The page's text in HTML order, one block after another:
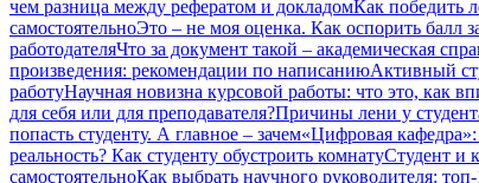
чем разница между рефератом и докладомКак победить
самостоятельноЭто – не моя оценка. Как оспорить балл
работодателяЧто за документ такой – академическая
произведения: рекомендации по написаниюАктивный
работуНаучная новизна курсовой работы: что это, как
для себя или для преподавателя?Причины лени у
попасть студенту. А главное – зачем«Цифровая
реальность? Как студенту обустроить комнатуСтудент и
самостоятельноКак выбрать научного руководителя: топ-